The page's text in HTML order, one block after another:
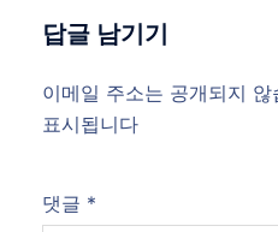
답글 남기기
이메일 주소는 공개되지 않
표시됩니다
댓글 *